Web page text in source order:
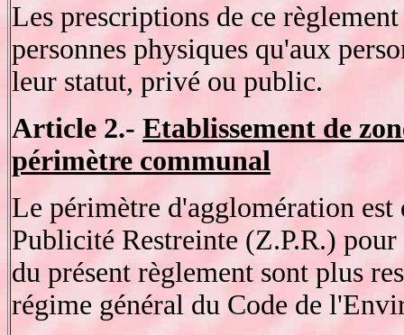
Les prescriptions de ce
personnes physiques qu'aux
leur statut, privé ou public.
Article 2.- Etablissement de
périmètre communal
Le périmètre d'agglomération est
Publicité Restreinte (Z.P.R.)
du présent règlement sont plus
régime général du Code de